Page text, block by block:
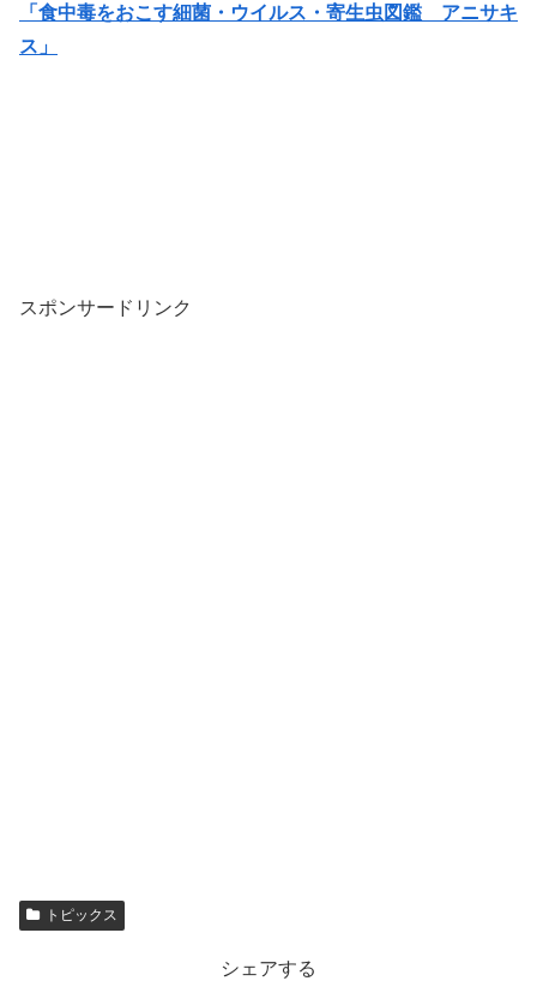
「食中毒をおこす細菌・ウイルス・寄生虫図鑑 アニサキ
ス」
スポンサードリンク
トピックス
シェアする